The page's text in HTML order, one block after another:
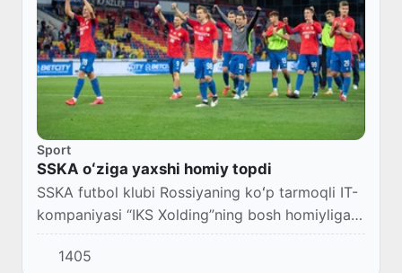
Sport
SSKA oʻziga yaxshi homiy topdi
SSKA futbol klubi Rossiyaning koʻp tarmoqli IT-
kompaniyasi “IKS Xolding”ning bosh homiyliga
oʻtdi.
1405